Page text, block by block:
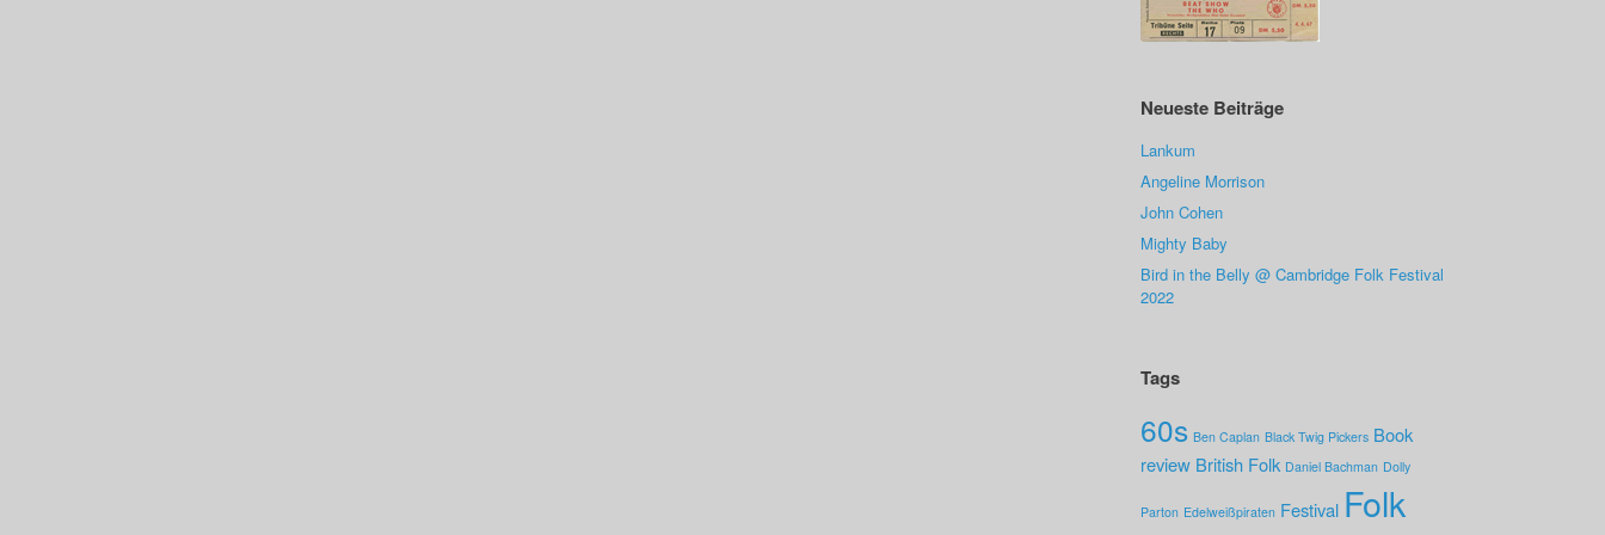
Neueste Beiträge
Lankum
Angeline Morrison
John Cohen
Mighty Baby
Bird in the Belly @ Cambridge Folk Festival
2022
Tags
60s Ben Caplan Black Twig Pickers Book
review British Folk Daniel Bachman Dolly
Parton Edelweißpiraten Festival Folk